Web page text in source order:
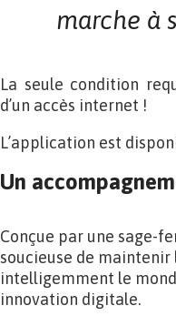
marche à
La seule condition
d’un accès internet !
L’application est
Un
Conçue par une sage-
soucieuse de
intelligemment le
innovation digitale.